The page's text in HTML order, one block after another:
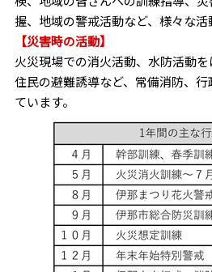
握、地域の警戒活動など、様々な活
【災害時の活動】
火災現場での消火活動、水防活動
住民の避難誘導など、常備消防、
ています。